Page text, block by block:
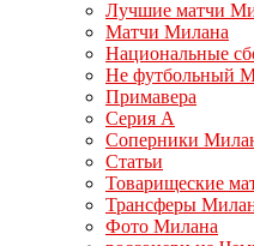
Лучшие матчи
Матчи Милана
Национальные
Не футбольный
Примавера
Серия А
Соперники
Статьи
Товарищеские
Трансферы
Фото Милана